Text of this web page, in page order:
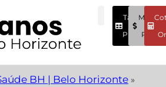
Tabela
PreçosPreços
BH | Belo Horizonte »